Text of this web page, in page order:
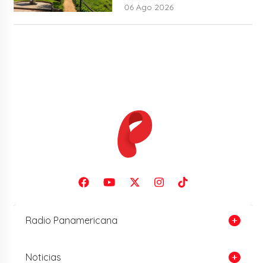
06 Ago 2026
Radio Panamericana
Noticias